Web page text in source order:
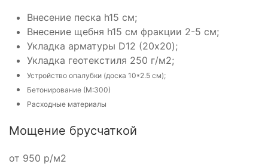
Внесение песка h15 см;
Внесение щебня h15 см фракции 2-5 см;
Укладка арматуры D12 (20х20);
Укладка геотекстиля 250 г/м2;
Устройство опалубки (доска 10*2.5 см);
Бетонирование (М:300)
Расходные материалы
Мощение брусчаткой
от 950 р/м2